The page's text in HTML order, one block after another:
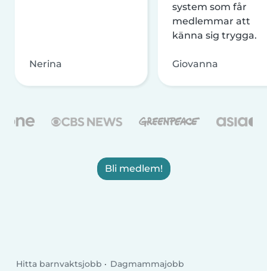
Nerina
system som får
medlemmar att
känna sig trygga.
Giovanna
Bli medlem!
Hitta barnvaktsjobb Dagmammajobb